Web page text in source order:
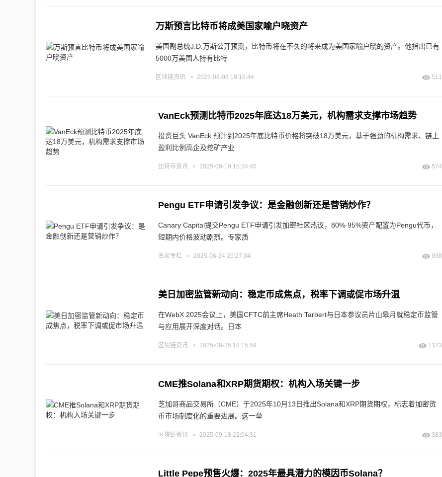
万斯预言比特币将成美国家喻户晓资产
美国副总统J.D.万斯公开预测，比特币将在不久的将来成为美国家喻户晓的资产。他指出已有
5000万美国人持有比特
区块链资讯 2025-08-08 19:16:44 511
VanEck预测比特币2025年底达18万美元，机构需求支撑市场趋势
投资巨头 VanEck 预计到2025年底比特币价格将突破18万美元，基于强劲的机构需求、链上
盈利比例高企及挖矿产业
比特币资讯 2025-08-19 15:34:40 574
Pengu ETF申请引发争议：是金融创新还是营销炒作？
Canary Capital提交Pengu ETF申请引发加密社区热议，80%-95%资产配置为Pengu代币，
短期内价格波动剧烈。专家质
名家专栏 2025-06-24 20:27:04 938
美日加密监管新动向：稳定币成焦点，税率下调或促市场升温
在WebX 2025会议上，美国CFTC前主席Heath Tarbert与日本参议员片山皋月就稳定币监管
与应用展开深度对话。日本
区块链资讯 2025-08-25 18:15:59 1123
CME推Solana和XRP期货期权：机构入场关键一步
芝加哥商品交易所（CME）于2025年10月13日推出Solana和XRP期货期权，标志着加密货
币市场制度化的重要进展。这一举
区块链资讯 2025-09-18 22:04:31 383
Little Pepe预售火爆：2025年最具潜力的模因币Solana？